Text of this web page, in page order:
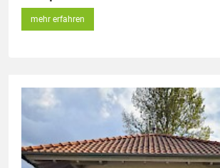
mehr erfahren